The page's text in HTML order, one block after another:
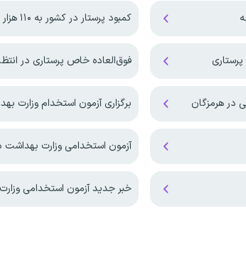
کمبود پرستار در کشور به ۱۱۰ هزار نفر رسید
فوق‌العاده خاص پرستاری در
در هرمزگان برگزاری آزمون استخدام وزارت
آزمون استخدامی وزارت بهداشت در
خبر جدید آزمون استخدامی وزارت